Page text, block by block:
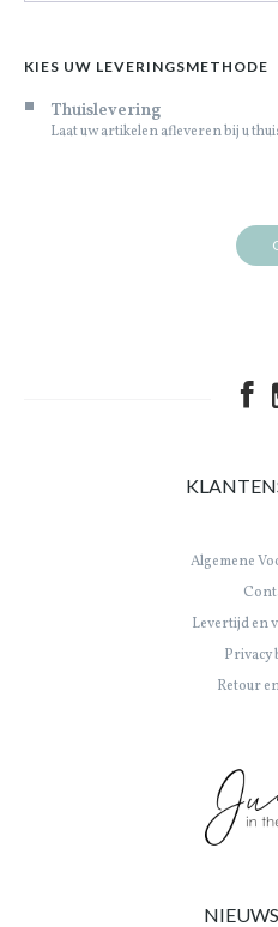
KIES UW LEVERINGSMETHODE
Thuislevering
Laat uw artikelen afleveren bij u
Algemene
Levertijd en
Privacy
Retour